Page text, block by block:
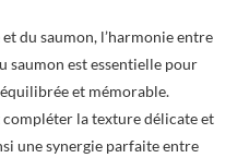
du saumon, l’harmonie entre
saumon est essentielle pour
et mémorable.
compléter la texture délicate et
une synergie parfaite entre